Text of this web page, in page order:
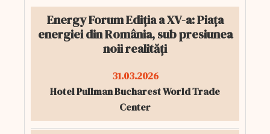
Energy Forum Ediția a XV-a: Piața
energiei din România, sub presiunea
noii realități
31.03.2026
Hotel Pullman Bucharest World Trade
Center